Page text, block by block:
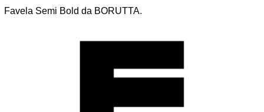
Favela Semi Bold da BORUTTA.